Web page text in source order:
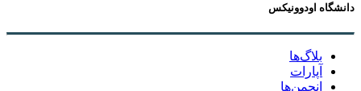
دانشگاه اودوونیکس
بلاگ‌ها
آپارات
انجمن‌ها